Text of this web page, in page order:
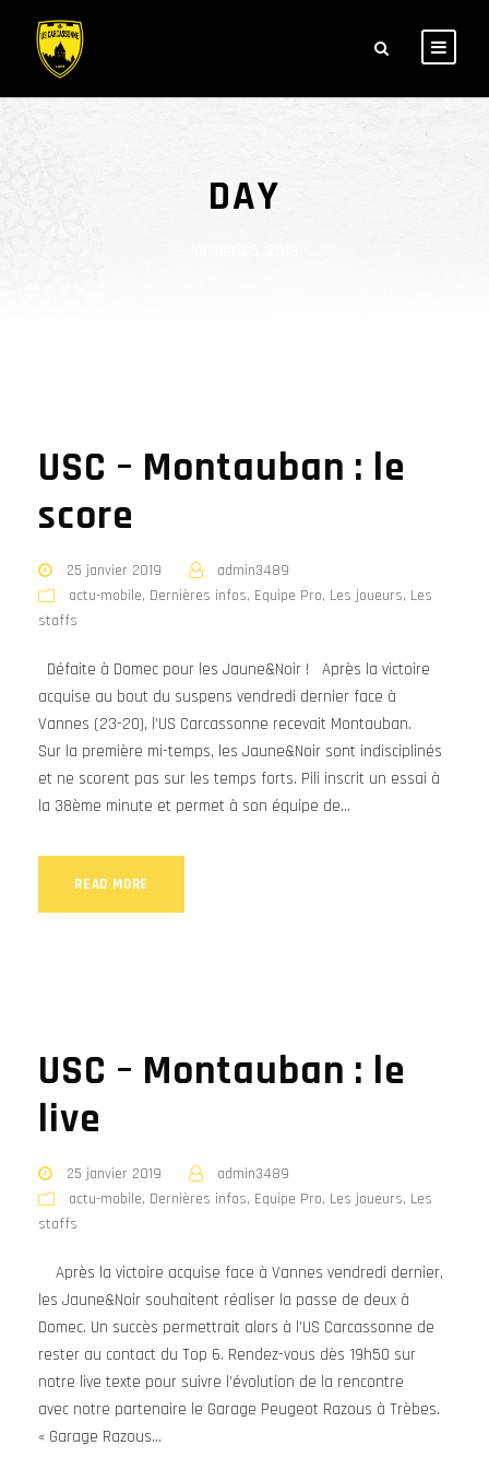
DAY
USC – Montauban : le
score
25 janvier 2019
admin3489
actu-mobile, Dernières infos, Equipe Pro, Les joueurs, Les
staffs
Défaite à Domec pour les Jaune&Noir ! Après la victoire
acquise au bout du suspens vendredi dernier face à
Vannes (23-20), l’US Carcassonne recevait Montauban.
Sur la première mi-temps, les Jaune&Noir sont indisciplinés
et ne scorent pas sur les temps forts. Pili inscrit un essai à
la 38ème minute et permet à son équipe de...
READ MORE
USC – Montauban : le
live
25 janvier 2019
admin3489
actu-mobile, Dernières infos, Equipe Pro, Les joueurs, Les
staffs
Après la victoire acquise face à Vannes vendredi dernier,
les Jaune&Noir souhaitent réaliser la passe de deux à
Domec. Un succès permettrait alors à l’US Carcassonne de
rester au contact du Top 6. Rendez-vous dès 19h50 sur
notre live texte pour suivre l’évolution de la rencontre
avec notre partenaire le Garage Peugeot Razous à Trèbes.
« Garage Razous...